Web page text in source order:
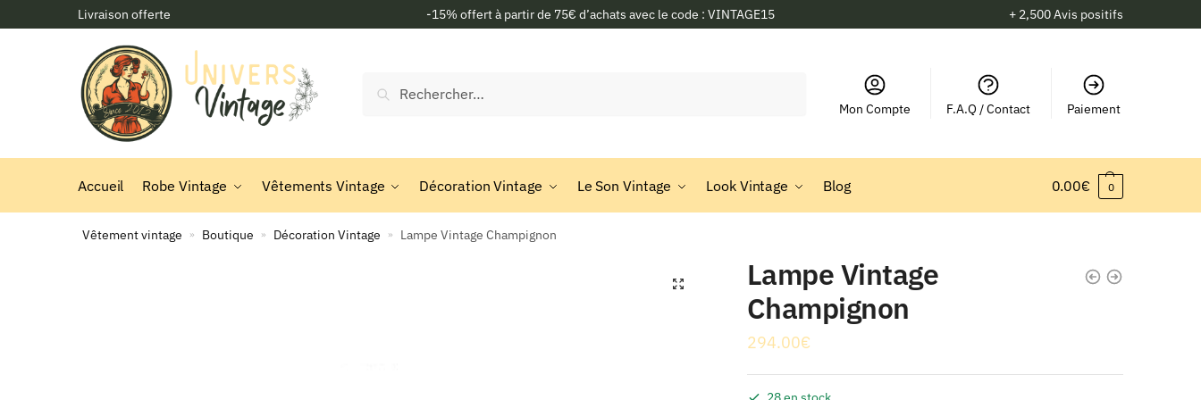
to
to
Livraison offerte -15% offert à partir de 75€ d’achats avec le code : VINTAGE15 + 2,500 Avis positifs
Mon Compte F.A.Q / Contact Paiement
Accueil Robe Vintage Vêtements Vintage Décoration Vintage Le Son Vintage Look Vintage Blog 0.00€ 0
Vêtement vintage » Boutique » Décoration Vintage » Lampe Vintage Champignon
🔍
Lampe Vintage
Champignon
294.00€